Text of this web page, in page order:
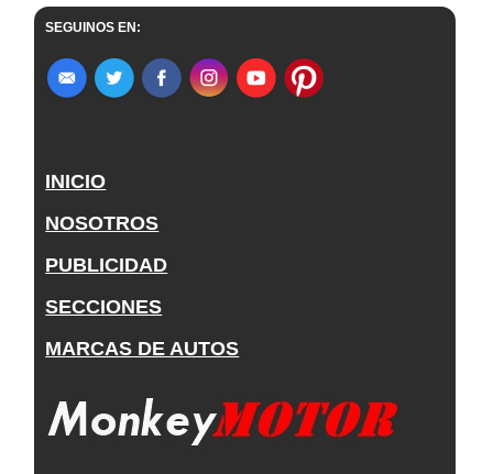
SEGUINOS EN:
INICIO
NOSOTROS
PUBLICIDAD
SECCIONES
MARCAS DE AUTOS